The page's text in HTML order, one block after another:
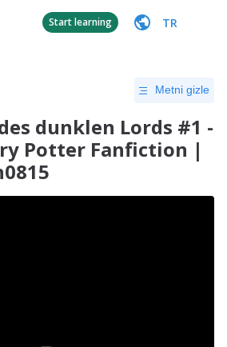
Start learning TR
Metni gizle
dunklen Lords #1 -
Potter Fanfiction |